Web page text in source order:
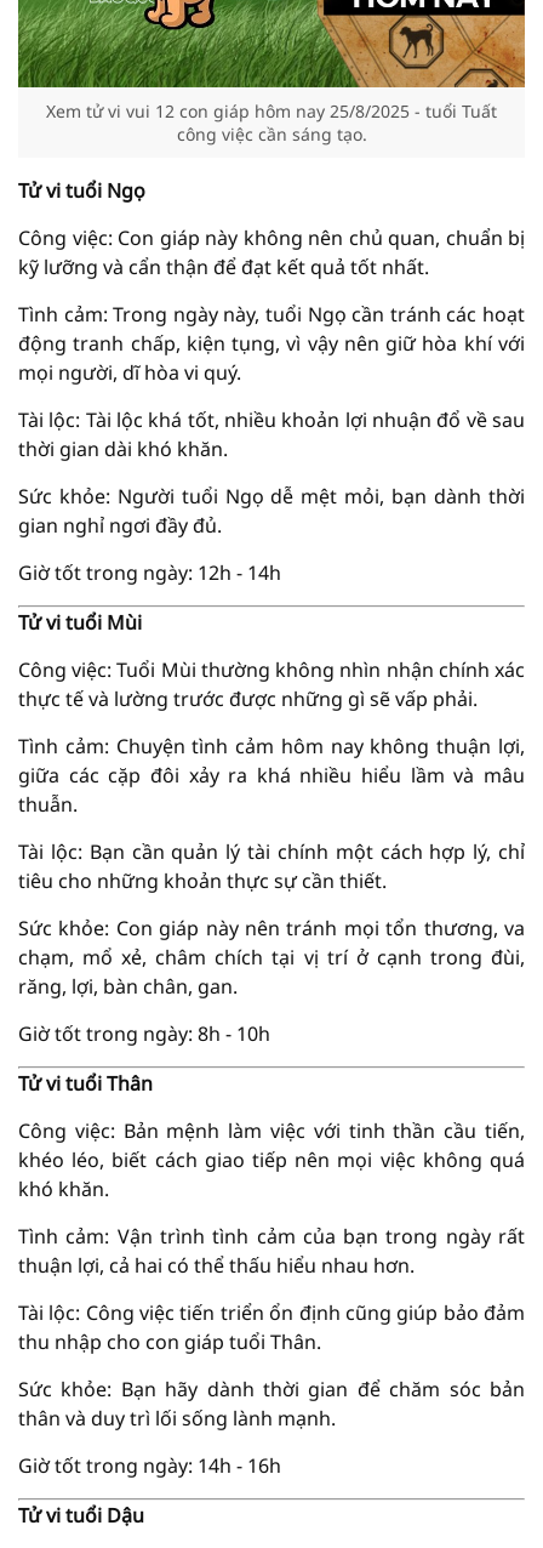
Xem tử vi vui 12 con giáp hôm nay 25/8/2025 - tuổi Tuất
công việc cần sáng tạo.
Tử vi tuổi Ngọ
Công việc: Con giáp này không nên chủ quan, chuẩn bị
kỹ lưỡng và cẩn thận để đạt kết quả tốt nhất.
Tình cảm: Trong ngày này, tuổi Ngọ cần tránh các hoạt
động tranh chấp, kiện tụng, vì vậy nên giữ hòa khí với
mọi người, dĩ hòa vi quý.
Tài lộc: Tài lộc khá tốt, nhiều khoản lợi nhuận đổ về sau
thời gian dài khó khăn.
Sức khỏe: Người tuổi Ngọ dễ mệt mỏi, bạn dành thời
gian nghỉ ngơi đầy đủ.
Giờ tốt trong ngày: 12h - 14h
Tử vi tuổi Mùi
Công việc: Tuổi Mùi thường không nhìn nhận chính xác
thực tế và lường trước được những gì sẽ vấp phải.
Tình cảm: Chuyện tình cảm hôm nay không thuận lợi,
giữa các cặp đôi xảy ra khá nhiều hiểu lầm và mâu
thuẫn.
Tài lộc: Bạn cần quản lý tài chính một cách hợp lý, chỉ
tiêu cho những khoản thực sự cần thiết.
Sức khỏe: Con giáp này nên tránh mọi tổn thương, va
chạm, mổ xẻ, châm chích tại vị trí ở cạnh trong đùi,
răng, lợi, bàn chân, gan.
Giờ tốt trong ngày: 8h - 10h
Tử vi tuổi Thân
Công việc: Bản mệnh làm việc với tinh thần cầu tiến,
khéo léo, biết cách giao tiếp nên mọi việc không quá
khó khăn.
Tình cảm: Vận trình tình cảm của bạn trong ngày rất
thuận lợi, cả hai có thể thấu hiểu nhau hơn.
Tài lộc: Công việc tiến triển ổn định cũng giúp bảo đảm
thu nhập cho con giáp tuổi Thân.
Sức khỏe: Bạn hãy dành thời gian để chăm sóc bản
thân và duy trì lối sống lành mạnh.
Giờ tốt trong ngày: 14h - 16h
Tử vi tuổi Dậu